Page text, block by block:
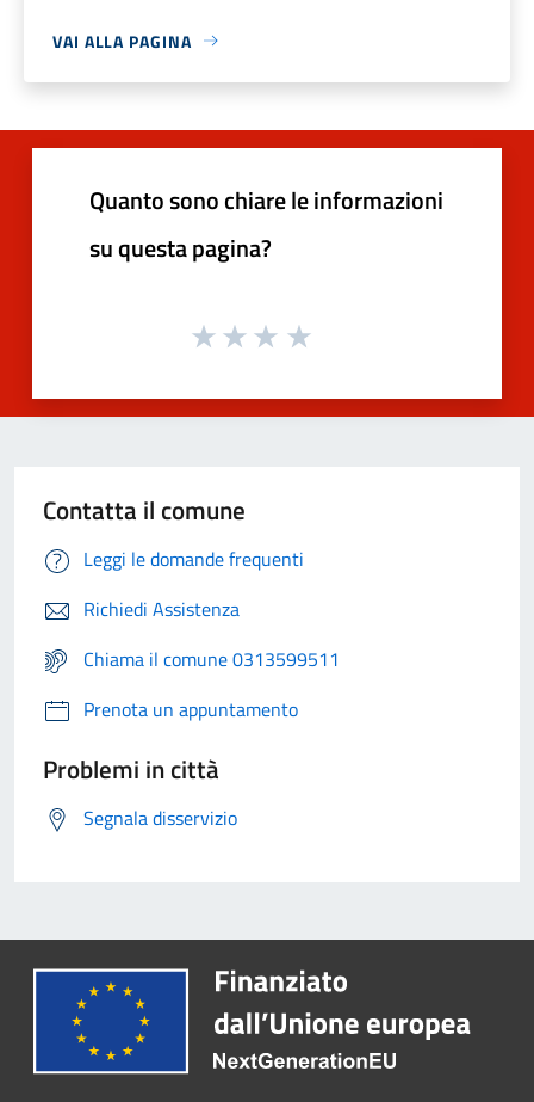
VAI ALLA PAGINA
Quanto sono chiare le informazioni
su questa pagina?
Contatta il comune
Leggi le domande frequenti
Richiedi Assistenza
Chiama il comune 0313599511
Prenota un appuntamento
Problemi in città
Segnala disservizio